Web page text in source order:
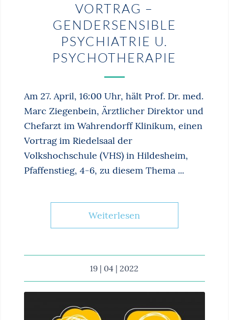
VORTRAG –
GENDERSENSIBLE
PSYCHIATRIE U.
PSYCHOTHERAPIE
Am 27. April, 16:00 Uhr, hält Prof. Dr. med.
Marc Ziegenbein, Ärztlicher Direktor und
Chefarzt im Wahrendorff Klinikum, einen
Vortrag im Riedelsaal der
Volkshochschule (VHS) in Hildesheim,
Pfaffenstieg, 4-6, zu diesem Thema ...
Weiterlesen
19 | 04 | 2022